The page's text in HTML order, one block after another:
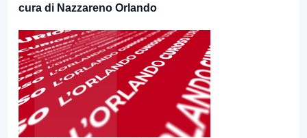
cura di Nazzareno Orlando